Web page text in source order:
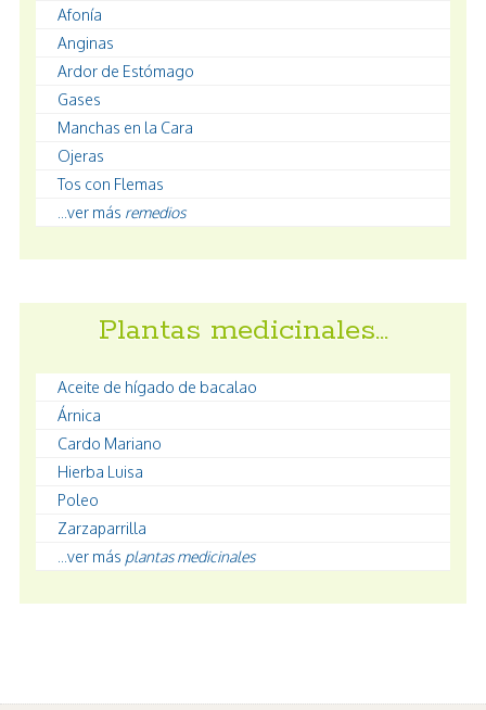
Afonía
Anginas
Ardor de Estómago
Gases
Manchas en la Cara
Ojeras
Tos con Flemas
...ver más remedios
Plantas medicinales…
Aceite de hígado de bacalao
Árnica
Cardo Mariano
Hierba Luisa
Poleo
Zarzaparrilla
...ver más plantas medicinales